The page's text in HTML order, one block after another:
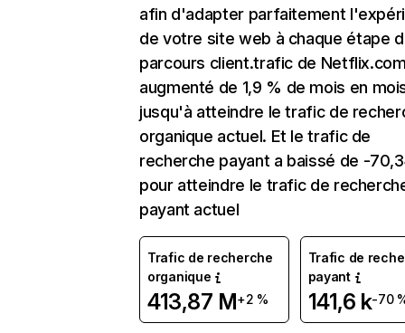
afin d'adapter parfaitement
de votre site web à chaque étape
parcours client.trafic de
augmenté de 1,9 % de mois en
jusqu'à atteindre le trafic de
organique actuel. Et le trafic de
recherche payant a baissé de -
pour atteindre le trafic de
payant actuel
Trafic de recherche
organique
413,87 M+2 %
Trafic de
payant
141,6 k-70